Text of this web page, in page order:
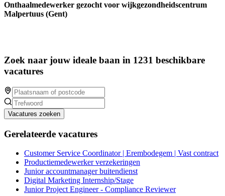
Onthaalmedewerker gezocht voor wijkgezondheidscentrum
Malpertuus (Gent)
Zoek naar jouw ideale baan in 1231 beschikbare
vacatures
Vacatures zoeken
Gerelateerde vacatures
Customer Service Coordinator | Erembodegem | Vast contract
Productiemedewerker verzekeringen
Junior accountmanager buitendienst
Digital Marketing Internship/Stage
Junior Project Engineer - Compliance Reviewer